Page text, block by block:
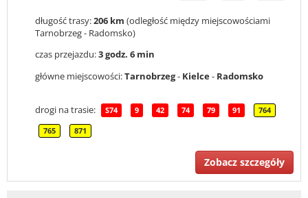
długość trasy:206 km (odległość między miejscowościami
Tarnobrzeg - Radomsko)
czas przejazdu:3 godz. 6 min
główne miejscowości:Tarnobrzeg- Kielce- Radomsko
drogi na trasie: S74 9 42 74 79 91 764
765 871
Zobacz szczegóły